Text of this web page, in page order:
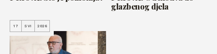
glazbenog djela
17 SVI 2026